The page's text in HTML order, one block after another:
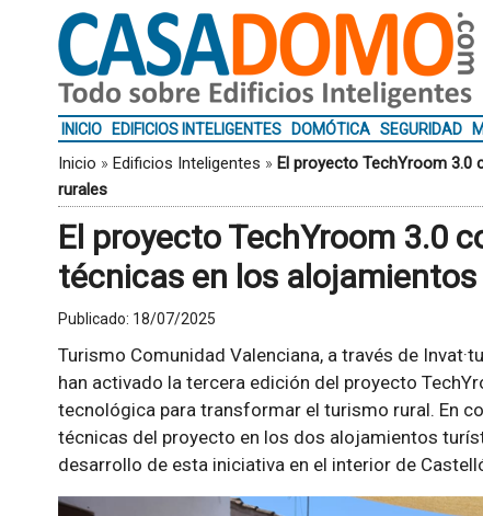
INICIO EDIFICIOS INTELIGENTES DOMÓTICA SEGURIDAD
Inicio » Edificios Inteligentes » El proyecto TechYroom
rurales
El proyecto TechYroom 3.0
técnicas en los alojamientos
Publicado: 18/07/2025
Turismo Comunidad Valenciana, a través de
han activado la tercera edición del proyecto
tecnológica para transformar el turismo rural. En
técnicas del proyecto en los dos alojamientos
desarrollo de esta iniciativa en el interior de